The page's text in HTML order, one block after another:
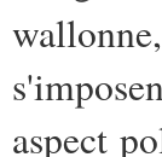
aspect